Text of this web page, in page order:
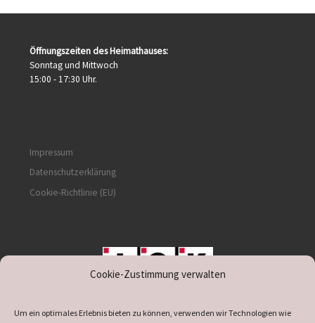
Cookie-Zustimmung verwalten
Um ein optimales Erlebnis bieten zu können, verwenden wir Technologien wie
Öffnungszeiten des Heimathauses:
Sonntag und Mittwoch
15:00 - 17:30 Uhr.
Impressum
Datenschutzerklärung
Cookie-Richtlinie (EU)